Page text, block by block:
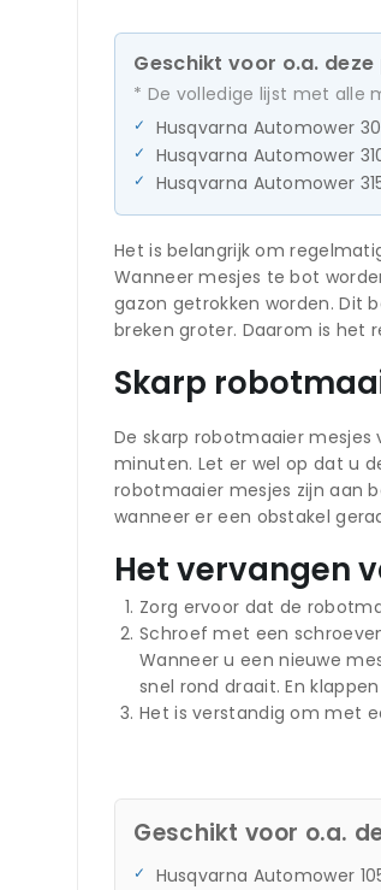
Geschikt voor o.a.
* De volledige lijst met alle
Husqvarna Automower
Husqvarna Automower
Husqvarna Automower
Het is belangrijk om
Wanneer mesjes te bot
gazon getrokken worden. Dit
breken groter. Daarom is het
Skarp
De skarp robotmaaier
minuten. Let er wel op dat u
robotmaaier mesjes zijn aan
wanneer er een obstakel
Het vervangen
Zorg ervoor dat de
Schroef met een
Wanneer u een nieuwe
snel rond draait. En
Het is verstandig om met
Geschikt voor o.a.
Husqvarna Automower